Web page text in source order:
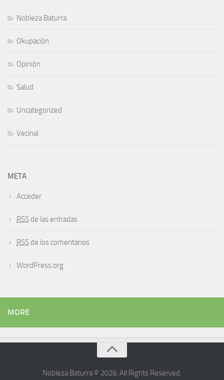
Nobleza Baturra
Okupación
Opinión
Salud
Uncategorized
Vecinal
META
Acceder
RSS de las entradas
RSS de los comentarios
WordPress.org
MORE
Nobleza Baturra © 2026. All Rights Reserved.